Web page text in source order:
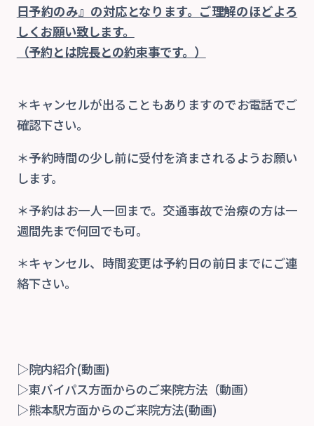
日予約のみ』の対応となります。ご理解のほどよろ
しくお願い致します。
（予約とは院長との約束事です。）
＊キャンセルが出ることもありますのでお電話でご
確認下さい。
＊予約時間の少し前に受付を済まされるようお願い
します。
＊予約はお一人一回まで。交通事故で治療の方は一
週間先まで何回でも可。
＊キャンセル、時間変更は予約日の前日までにご連
絡下さい。
▷院内紹介(動画)
▷東バイパス方面からのご来院方法（動画）
▷熊本駅方面からのご来院方法(動画)